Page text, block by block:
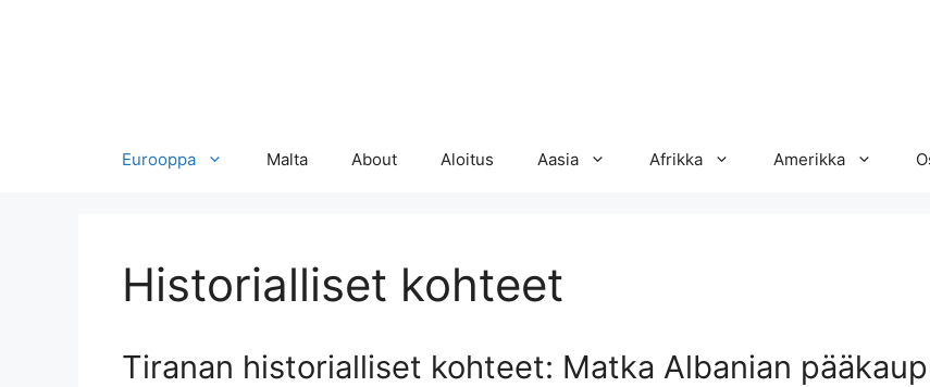
Eurooppa Malta About Aloitus Aasia Afrikka Amerikka
Historialliset kohteet
Tiranan historialliset kohteet: Matka Albanian